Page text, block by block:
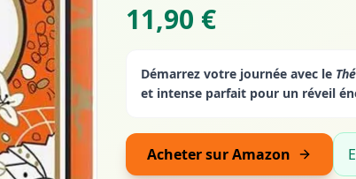
11,90 €
Démarrez votre journée avec le
et intense parfait pour un réveil
Acheter sur Amazon